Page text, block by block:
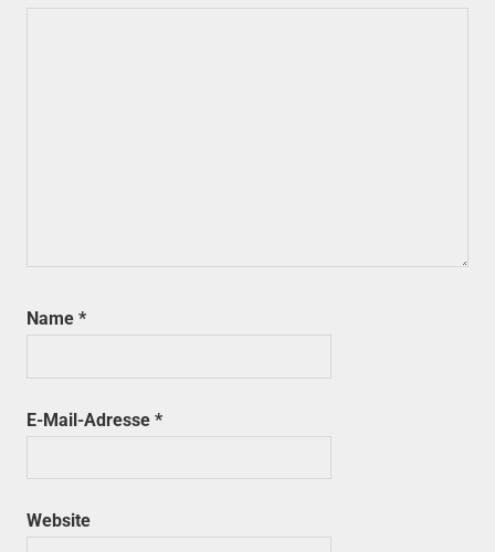
Name *
E-Mail-Adresse *
Website